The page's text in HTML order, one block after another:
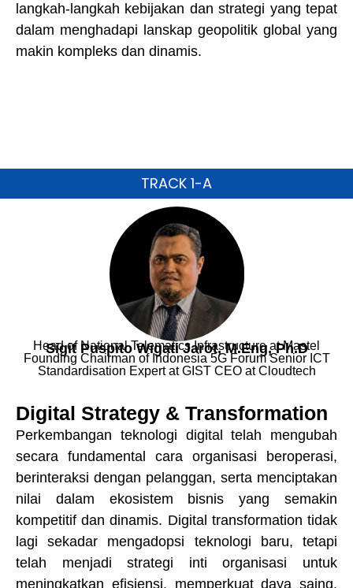
langkah-langkah kebijakan dan strategi yang tepat
dalam menghadapi lanskap geopolitik global yang
makin kompleks dan dinamis.
TRACK 1-A
Sigit Puspito Wigati Jarot, M.Eng, Ph.D
Head of National Telematics Infrastructure at Mastel
Founding Chairman of Indonesia 5G Forum Senior ICT
Standardisation Expert at GIST CEO at Cloudtech
Digital Strategy & Transformation
Perkembangan teknologi digital telah mengubah
secara fundamental cara organisasi beroperasi,
berinteraksi dengan pelanggan, serta menciptakan
nilai dalam ekosistem bisnis yang semakin
kompetitif dan dinamis. Digital transformation tidak
lagi sekadar mengadopsi teknologi baru, tetapi
telah menjadi strategi inti organisasi untuk
meningkatkan efisiensi, memperkuat daya saing,